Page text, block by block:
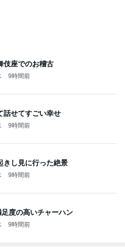
伎座でのお稽古
9時間前
話せてすごい幸せ
9時間前
きし見に行った絶景
9時間前
度の高いチャーハン
9時間前